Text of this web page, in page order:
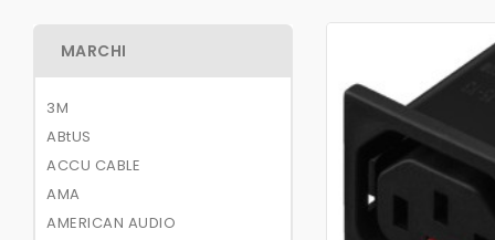
MARCHI
3M
ABtUS
ACCU CABLE
AMA
AMERICAN AUDIO